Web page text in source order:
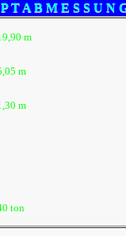
T A B M E S S U N
m
m
m
ton